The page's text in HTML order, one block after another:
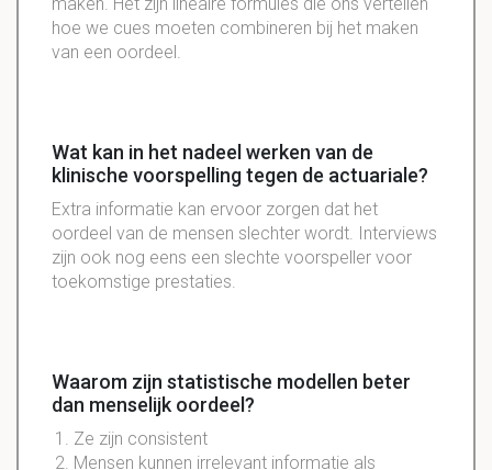
hoe we cues moeten combineren bij het maken
van een oordeel.
Wat kan in het nadeel werken van de
klinische voorspelling tegen de actuariale?
Extra informatie kan ervoor zorgen dat het
oordeel van de mensen slechter wordt. Interviews
zijn ook nog eens een slechte voorspeller voor
toekomstige prestaties.
Waarom zijn statistische modellen beter
dan menselijk oordeel?
Ze zijn consistent
Mensen kunnen irrelevant informatie als